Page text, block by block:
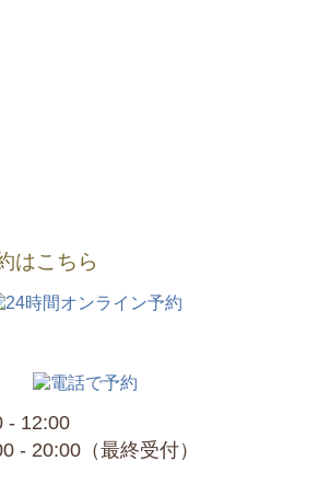
はこちら
- 12:00
- 20:00（最終受付）